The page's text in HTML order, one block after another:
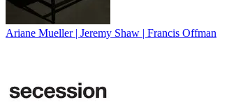
Ariane Mueller | Jeremy Shaw | Francis Offman